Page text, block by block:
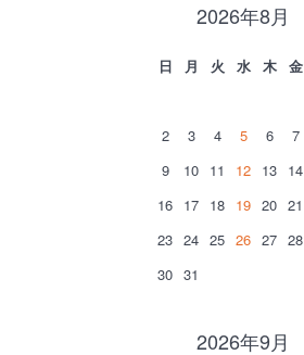
2026年8月
日 月 火 水 木 金
2
3 4 5 6 7
9
10 11 12 13 14
16 17 18 19 20 21
23 24 25 26 27 28
30 31
2026年9月